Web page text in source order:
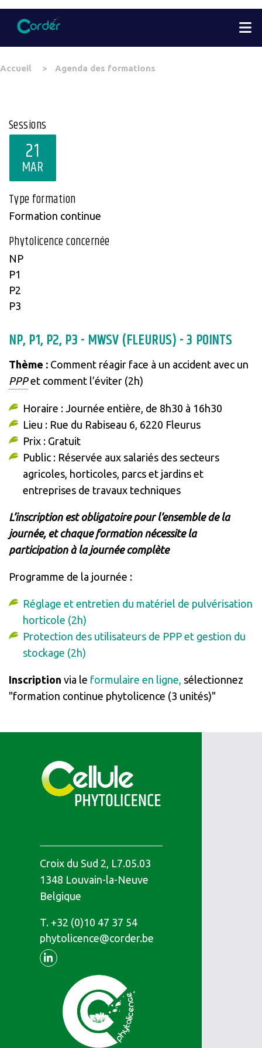
Aller
contenu
principal
You
Accueil Agenda des formations
Sessions
21
MAR
Type formation
Formation continue
Phytolicence concernée
NP
P1
P2
P3
NP, P1, P2, P3 - MWSV (FLEURUS) - 3 POINTS
Thème : Comment réagir face à un accident avec un
PPPet comment l’éviter (2h)
Horaire : Journée entière, de 8h30 à 16h30
Lieu : Rue du Rabiseau 6, 6220 Fleurus
Prix : Gratuit
Public : Réservée aux salariés des secteurs
agricoles, horticoles, parcs et jardins et
entreprises de travaux techniques
L’inscription est obligatoire pour l’ensemble de la
journée, et chaque formation nécessite la
participation à la journée complète
Programme de la journée :
Réglage et entretien du matériel de pulvérisation
horticole (2h)
Protection des utilisateurs de PPP et gestion du
stockage (2h)
Inscription via le formulaire en ligne, sélectionnez
"formation continue phytolicence (3 unités)"
Croix du Sud 2, L7.05.03
1348 Louvain-la-Neuve
Belgique
T.Téléphone
+32 (0)10 47 37 54
phytolicence@corder.be
Linkedin